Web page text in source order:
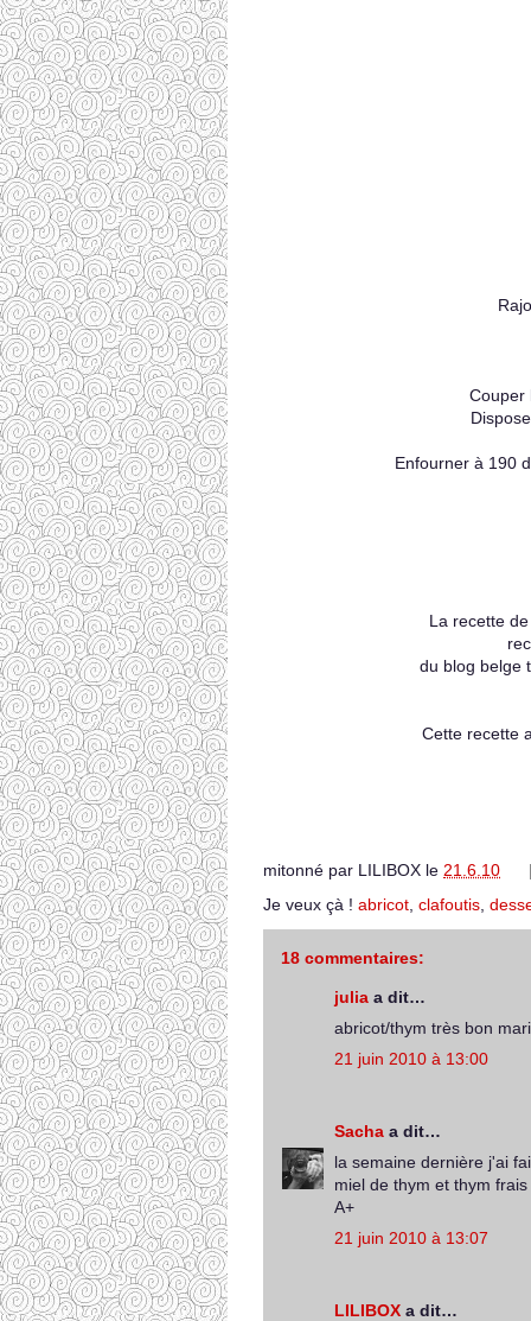
Couper
Enfourner à 190
La recette
du blog belge
Cette recette
mitonné par LILIBOX le 21.6.10
Je veux çà ! abricot clafoutis
18 commentaires:
julia a dit…
abricot/thym très bon
21 juin 2010 à 13:00
Sacha a dit…
la semaine dernière j'ai
miel de thym et thym
A+
21 juin 2010 à 13:07
LILIBOX a dit…